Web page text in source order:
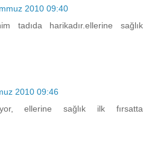
2010 09:40
tadıda harikadır.ellerine sağlık
2010 09:46
ellerine sağlık ilk fırsatta